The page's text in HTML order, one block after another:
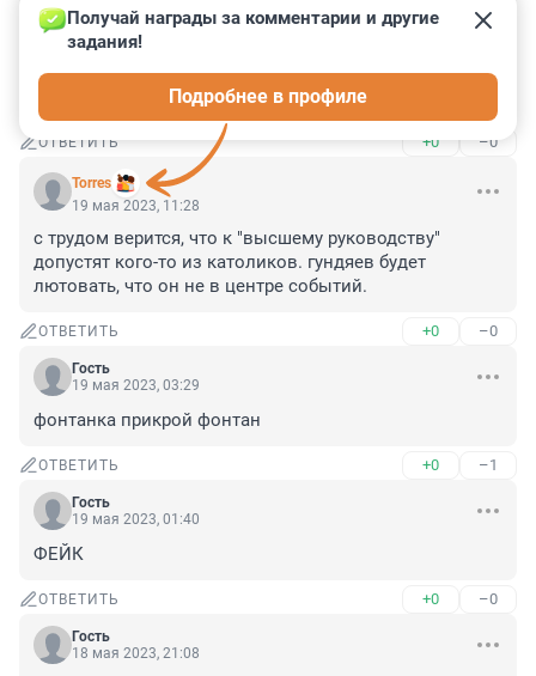
19 мая 2023, 19:07
На мой чёрт такие пустые заголовки вбрасывать? По
другому это и не назовешь.. Корм для троллей? Так
они вроде не голодают тут
ОТВЕТИТЬ +0 –0
Torres
Получай награды за комментарии и другие
задания!
Подробнее в профиле
19 мая 2023, 11:28
с трудом верится, что к "высшему руководству"
допустят кого-то из католиков. гундяев будет
лютовать, что он не в центре событий.
ОТВЕТИТЬ +0 –0
Гость
19 мая 2023, 03:29
фонтанка прикрой фонтан
ОТВЕТИТЬ +0 –1
Гость
19 мая 2023, 01:40
ФЕЙК
ОТВЕТИТЬ +0 –0
Гость
18 мая 2023, 21:08